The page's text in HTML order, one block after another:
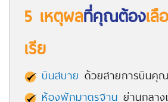
5 เหตุผลที่คุณต้องเ
เรีย
บินสบาย ด้วยสายการบินคุ
ห้องพักมาตรฐาน ย่านกลาง